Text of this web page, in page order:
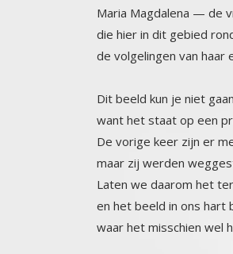
Maria Magdalena — de
die hier in dit gebied
de volgelingen van haar
Dit beeld kun je niet
want het staat op een
De vorige keer zijn er
maar zij werden
Laten we daarom het
en het beeld in ons hart
waar het misschien wel